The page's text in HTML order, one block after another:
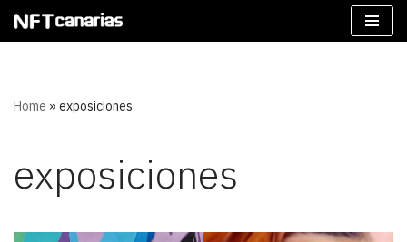
Home » exposiciones
exposiciones